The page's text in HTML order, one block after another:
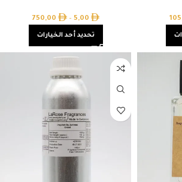
5,00
–
750,00
تحديد أحد الخيارات